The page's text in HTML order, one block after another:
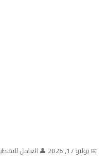
📅 يوليو 17, 2026 |👤 العامل للتشطيبات